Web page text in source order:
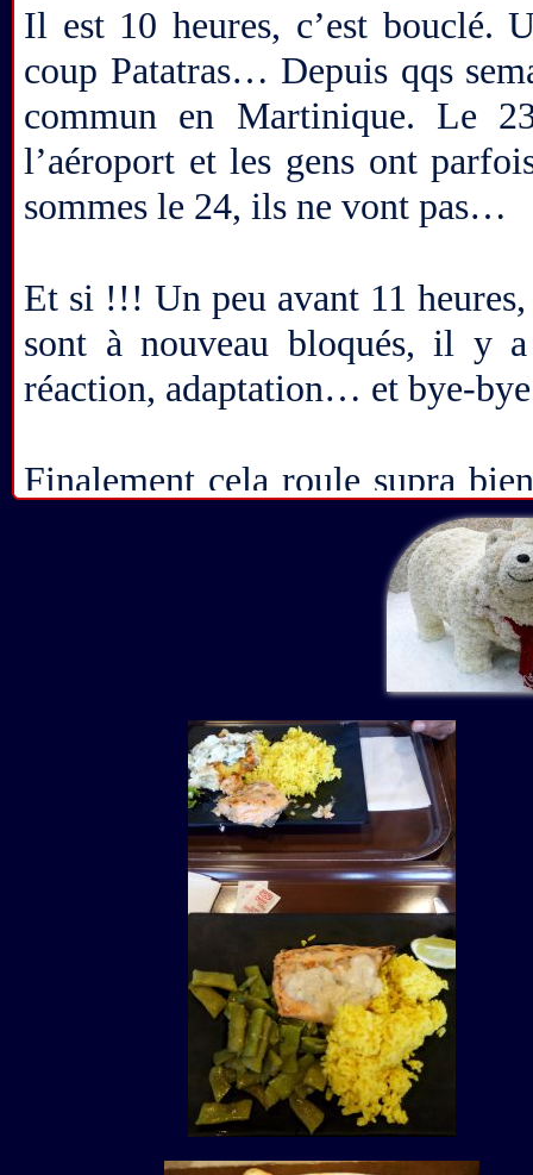
Il est 10 heures, c’est bouclé.
coup Patatras… Depuis qqs
commun en Martinique. Le
l’aéroport et les gens ont
sommes le 24, ils ne vont pas…
Et si !!! Un peu avant 11
sont à nouveau bloqués, il y
réaction, adaptation… et bye-
Finalement cela roule supra
entre la maison et l’aéroport.
années, il n’y a plus de
chevalier au menu, donc tout
Le décollage est prévu à
nombreux et tant
l’enregistrement, le paiement
est compris dans le vol
mauvaise réponse, savoir
et le redéposer ensuite" et
comme d’hab dans ces
sera "Minute Papillon"
Et nous dropons, dropons,
grignoteries plutôt lights.